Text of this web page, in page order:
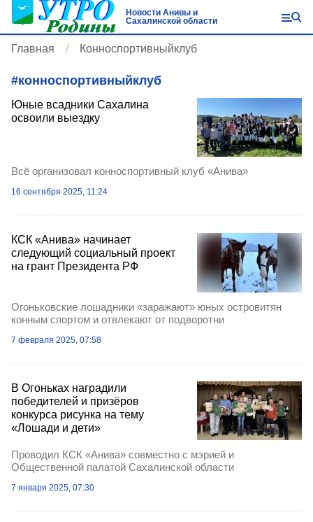
Новости Анивы и
Сахалинской области
Главная Конноспортивныйклуб
#конноспортивныйклуб
Юные всадники Сахалина
освоили выездку
Всё организовал конноспортивный клуб «Анива»
16 сентября 2025, 11:24
КСК «Анива» начинает
следующий социальный проект
на грант Президента РФ
Огоньковские лошадники «заражают» юных островитян
конным спортом и отвлекают от подворотни
7 февраля 2025, 07:58
В Огоньках наградили
победителей и призёров
конкурса рисунка на тему
«Лошади и дети»
Проводил КСК «Анива» совместно с мэрией и
Общественной палатой Сахалинской области
7 января 2025, 07:30